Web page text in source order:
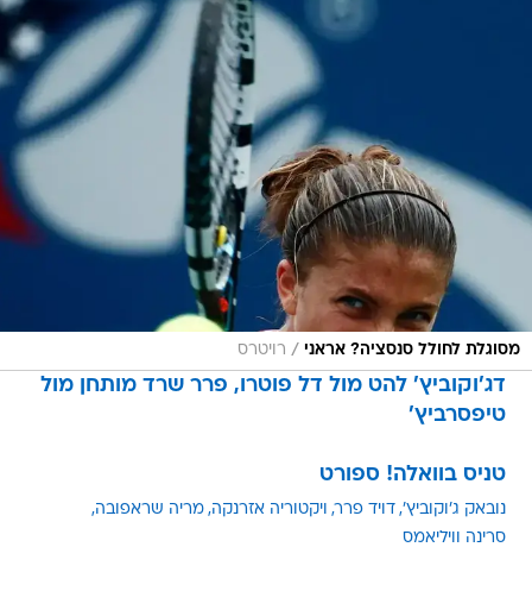
מסוגלת לחולל סנסציה? אראני / רויטרס
דג'וקוביץ' להט מול דל פוטרו, פרר שרד מותחן מול
טיפסרביץ'
טניס בוואלה! ספורט
נובאק ג'וקוביץ' דויד פרר ויקטוריה אזרנקה מריה שראפובה
סרינה וויליאמס